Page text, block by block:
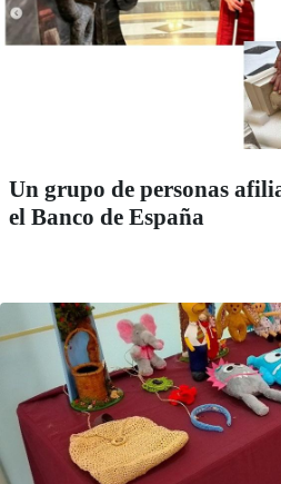
Un grupo de personas
el Banco de España